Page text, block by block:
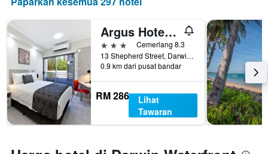
Argus Hotel Darwin
3 bintangCemerlang 8.3
13 Shepherd Street, Darwin, NT, Australia
0.9 km dari pusat bandar
RM 286
Lihat
Tawaran